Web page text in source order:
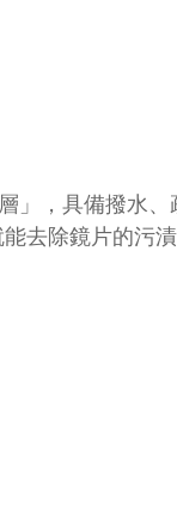
」，具備撥水、
去除鏡片的污